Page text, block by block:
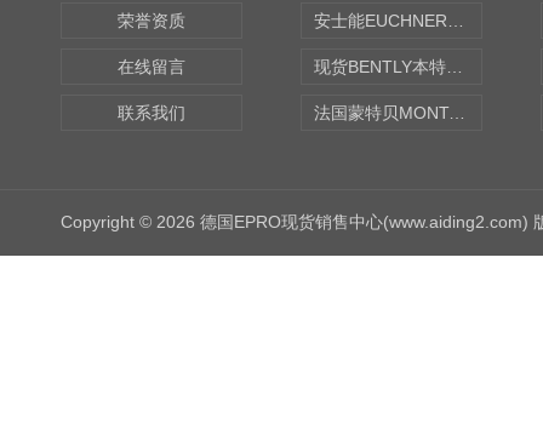
荣誉资质
在线留言
联系我们 法国蒙特贝MONTABERT打壳机凿岩机Z92
Copyright © 2026 德国EPRO现货销售中心(www.aiding2.com)